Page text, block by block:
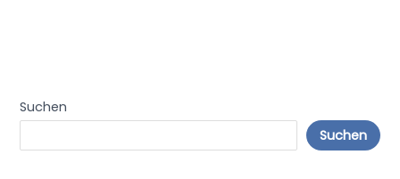
Suchen
Suchen